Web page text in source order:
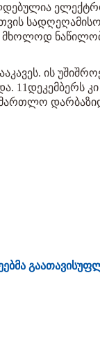
ის
11დეკემბერს